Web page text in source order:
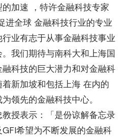
加速 ，特许金融科技专家
进全球 金融科技行业的专业
业有志于从事金融科技事业
我们期待与南科大和上海国
科技的巨大潜力和对金融科
新加坡和包括上海 在内的
领先的金融科技中心。
授表示：「是份谅解备忘录
希望为不断发展的金融科